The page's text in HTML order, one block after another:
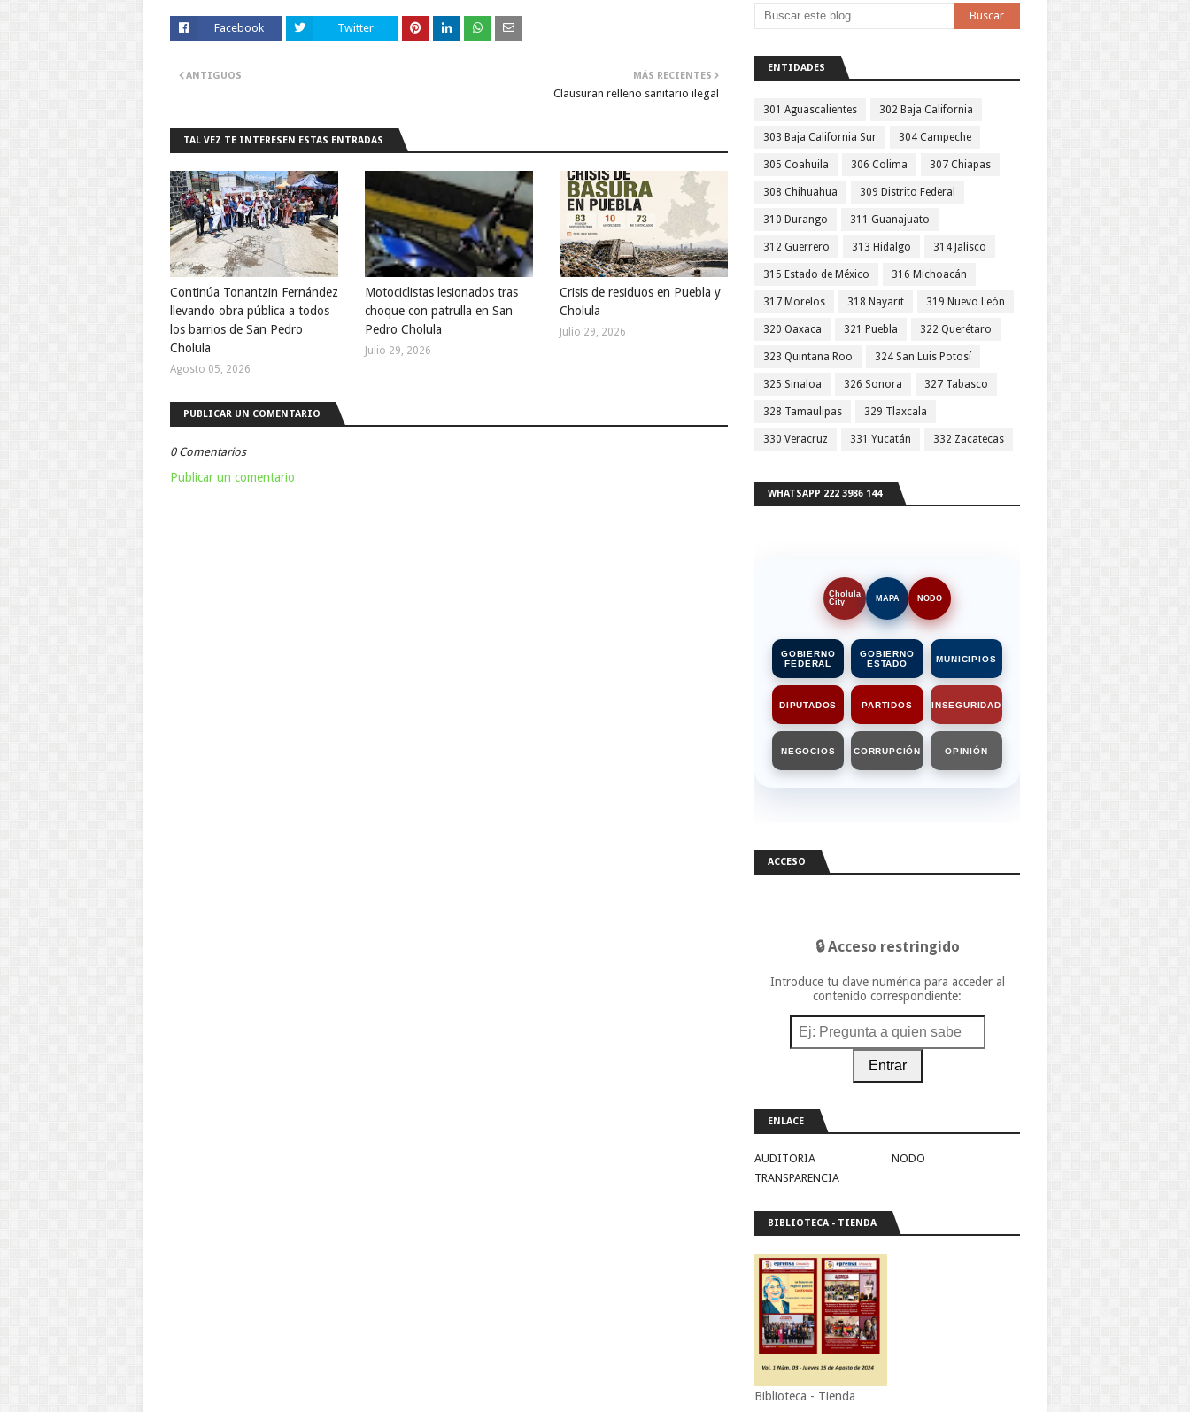
Facebook Twitter
MÁS RECIENTES
Clausuran relleno sanitario ilegal
ANTIGUOS
TAL VEZ TE INTERESEN ESTAS ENTRADAS
Continúa Tonantzin Fernández
llevando obra pública a todos
los barrios de San Pedro
Cholula
Agosto 05, 2026
Motociclistas lesionados tras
choque con patrulla en San
Pedro Cholula
Julio 29, 2026
Crisis de residuos en Puebla y
Cholula
Julio 29, 2026
PUBLICAR UN COMENTARIO
0 Comentarios
Publicar un comentario
ENTIDADES
301 Aguascalientes 302 Baja California
303 Baja California Sur 304 Campeche
305 Coahuila 306 Colima 307 Chiapas
308 Chihuahua 309 Distrito Federal
310 Durango 311 Guanajuato
312 Guerrero 313 Hidalgo 314 Jalisco
315 Estado de México 316 Michoacán
317 Morelos 318 Nayarit 319 Nuevo León
320 Oaxaca 321 Puebla 322 Querétaro
323 Quintana Roo 324 San Luis Potosí
325 Sinaloa 326 Sonora 327 Tabasco
328 Tamaulipas 329 Tlaxcala
330 Veracruz 331 Yucatán 332 Zacatecas
WHATSAPP 222 3986 144
Cholula
City
MAPA NODO
GOBIERNO
FEDERAL
GOBIERNO
ESTADO
MUNICIPIOS
DIPUTADOS PARTIDOS INSEGURIDAD
NEGOCIOS CORRUPCIÓN OPINIÓN
ACCESO
🔒 Acceso restringido
Introduce tu clave numérica para acceder al
contenido correspondiente:
Entrar
ENLACE
AUDITORIA
NODO
TRANSPARENCIA
BIBLIOTECA - TIENDA
Biblioteca - Tienda